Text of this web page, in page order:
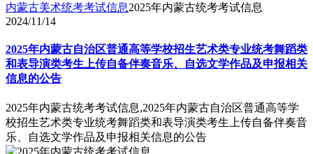
内蒙古美术统考考试信息2025年内蒙古统考考试信息
2024/11/14
2025年内蒙古自治区普通高等学校招生艺术类专业统考舞蹈类
和表导演类考生上传自备伴奏音乐、自选文学作品及申报相关
信息的公告
2025年内蒙古统考考试信息,2025年内蒙古自治区普通高等学
校招生艺术类专业统考舞蹈类和表导演类考生上传自备伴奏音
乐、自选文学作品及申报相关信息的公告